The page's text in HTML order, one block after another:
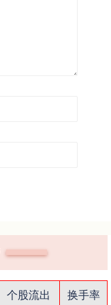
个股流出
换手率